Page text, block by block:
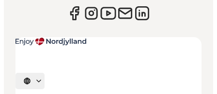
Vælg sprog